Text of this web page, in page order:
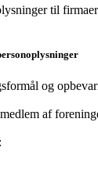
til
og
af